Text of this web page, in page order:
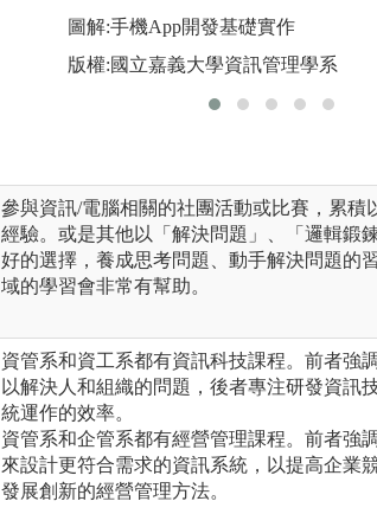
圖解:手機App開發基礎實作
版權:國立嘉義大學資訊管理學系
參與資訊/電腦相關的社團活動或比賽，累積
經驗。或是其他以「解決問題」、「邏輯鍛
好的選擇，養成思考問題、動手解決問題的
域的學習會非常有幫助。
資管系和資工系都有資訊科技課程。前者強
以解決人和組織的問題，後者專注研發資訊
統運作的效率。
資管系和企管系都有經營管理課程。前者強
來設計更符合需求的資訊系統，以提高企業
發展創新的經營管理方法。